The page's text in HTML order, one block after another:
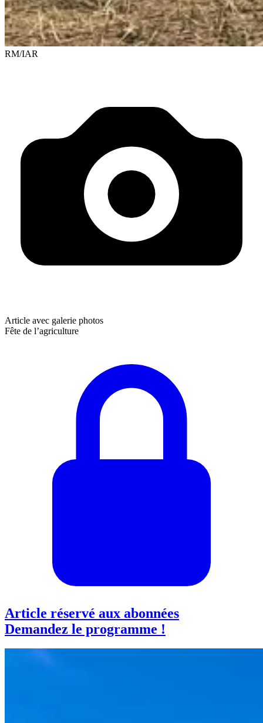
RM/IAR
Article avec galerie photos
Fête de l’agriculture
Article réservé aux abonnées
Demandez le programme !